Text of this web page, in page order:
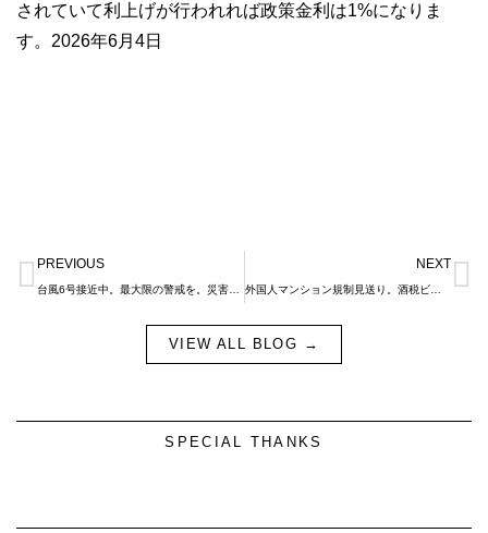
されていて利上げが行われれば政策金利は1%になりま
す。2026年6月4日
Prev
PREVIOUS NEXT
外国人マンション規制見送り。酒税ビール類一本化。実質ビール値下げについて。
VIEW ALL BLOG →
SPECIAL THANKS